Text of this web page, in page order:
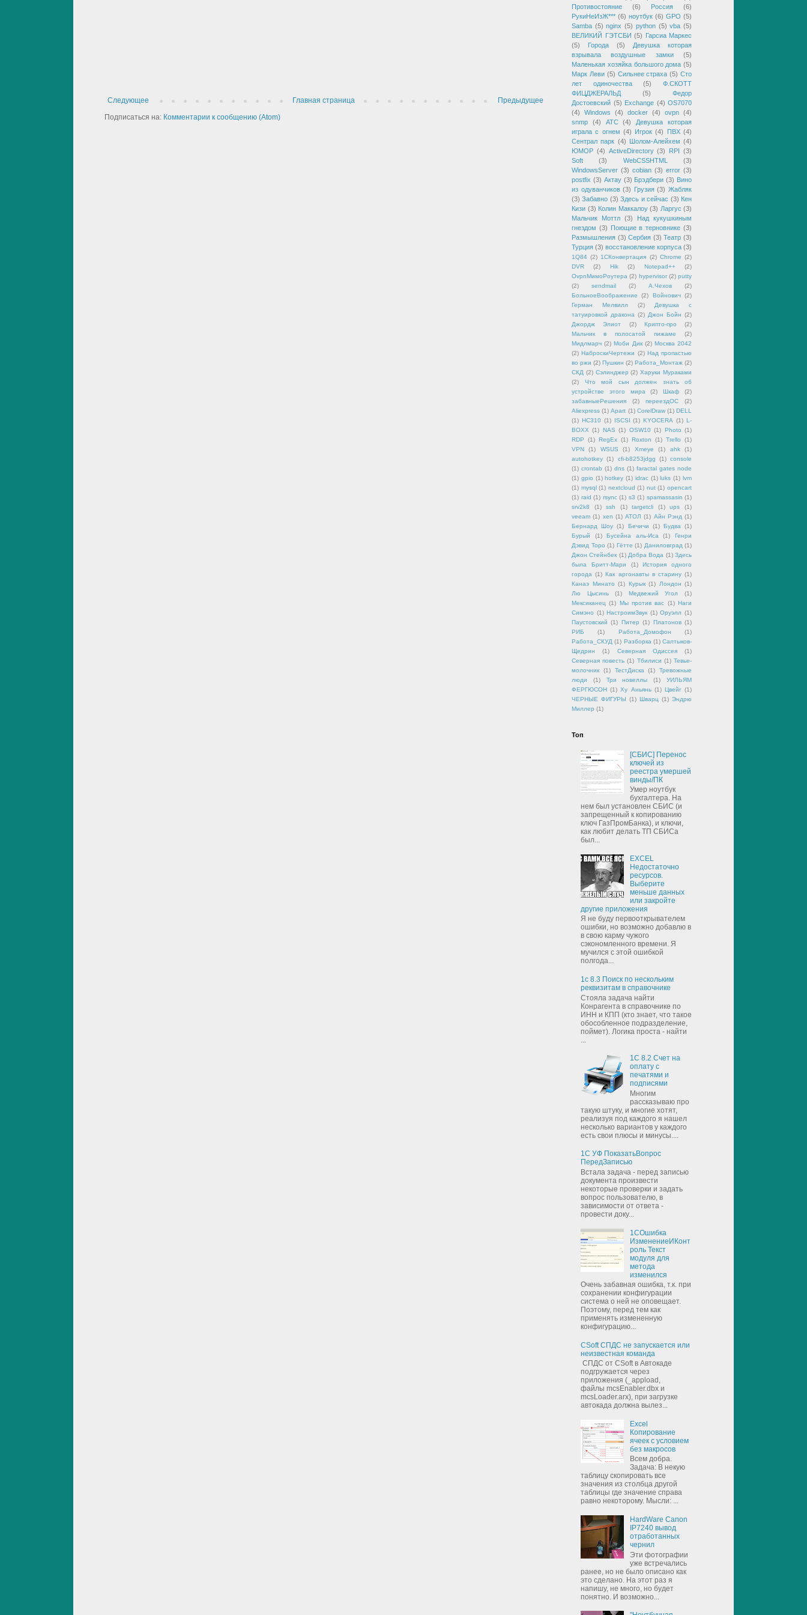
Следующее Предыдущее
Главная страница
Подписаться на: Комментарии к сообщению (Atom)
Противостояние
(6) Россия
(6)
РукиНеИзЖ*** (6) ноутбук (6) GPO (5)
Samba (5) nginx (5) python (5) vba (5)
ВЕЛИКИЙ ГЭТСБИ (5)
Гарсиа Маркес
(5)
Города (5)
Девушка которая
взрывала воздушные замки
(5)
Маленькая хозяйка большого дома (5)
Марк Леви (5) Сильнее страха (5) Сто
лет одиночества
(5)
Ф.СКОТТ
ФИЦДЖЕРАЛЬД
(5)
Федор
Достоевский (5) Exchange (4) OS7070
(4)
Windows (4) docker (4) ovpn (4)
snmp
(4) АТС (4)
Девушка которая
играла с огнем (4) Игрок (4) ПВХ (4)
Сентрал парк (4) Шолом-Алейхем (4)
ЮМОР (4) ActiveDirectory (3) RPI
(3)
Soft
(3) WebCSSHTML
(3)
WindowsServer (3) cobian (3) error (3)
postfix (3) Актау (3) Брэдбери (3) Вино
из одуванчиков (3) Грузия (3) Жабляк
(3) Забавно (3) Здесь и сейчас (3) Кен
Кизи (3) Колин Маккалоу (3) Ларгус (3)
Мальчик Моттл (3)
Над кукушкиным
гнездом (3) Поющие в терновнике (3)
Размышления (3) Сербия (3) Театр (3)
Турция (3) восстановление корпуса (3)
1Q84 (2) 1СКонвертация (2) Chrome (2)
DVR
(2) Hik (2) Notepad++
(2)
OvpnМимоРоутера (2) hypervisor (2) putty
(2)
sendmail (2) А.Чехов
(2)
БольноеВоображение
(2) Войнович (2)
Герман Мелвилл
(2)
Девушка с
татуировкой дракона (2) Джон Бойн (2)
Джордж Элиот
(2) Крипто-про
(2)
Мальчик в полосатой пижаме
(2)
Мидлмарч (2) Моби Дик (2) Москва 2042
(2) НаброскиЧертежи (2) Над пропастью
во ржи (2) Пушкин (2) Работа_Монтаж (2)
СКД (2) Сэлинджер (2) Харуки Мураками
(2)
Что мой сын должен знать об
устройстве этого мира
(2) Шкаф
(2)
забавныеРешения
(2) переездОС
(2)
Aliexpress (1) Apart (1) CorelDraw (1) DELL
(1) HC310 (1) ISCSI (1) KYOCERA (1) L-
BOXX (1) NAS (1) OSW10 (1) Photo (1)
RDP
(1) RegEx (1) Roxton (1) Trello
(1)
VPN
(1) WSUS (1) Xmeye (1) ahk
(1)
autohotkey (1) cfi-b8253jdgg (1) console
(1) crontab (1) dns (1) faractal gates node
(1) gpio (1) hotkey (1) idrac (1) luks (1) lvm
(1) mysql (1) nextcloud (1) nut (1) opencart
(1) raid (1) rsync (1) s3 (1) spamassasin (1)
srv2k8
(1) ssh (1) targetcli (1) ups
(1)
veeam (1) xen (1) АТОЛ (1) Айн Рэнд (1)
Бернард Шоу (1) Бечичи (1) Будва (1)
Бурый
(1) Бусейна аль-Иса (1)
Генри
Дэвид Торо (1) Гётте (1) Даниловград (1)
Джон Стейнбек (1) Добра Вода (1) Здесь
была Бритт-Мари
(1)
История одного
города (1) Как аргонавты в старину (1)
Канаэ Минато (1) Курык (1) Лондон (1)
Лю Цысинь
(1) Медвежий Угол
(1)
Мексиканец (1) Мы против вас (1) Наги
Симэно (1) НастроимЗвук (1) Оруэлл (1)
Паустовский (1) Питер (1) Платонов (1)
РИБ
(1) Работа_Домофон
(1)
Работа_СКУД (1) Разборка (1) Салтыков-
Щедрин
(1) Северная Одиссея
(1)
Северная повесть (1) Тбилиси (1) Тевье-
молочник
(1) ТестДиска (1)
Тревожные
люди
(1) Три новеллы (1)
УИЛЬЯМ
ФЕРГЮСОН (1) Ху Аньянь (1) Цвейг (1)
ЧЕРНЫЕ ФИГУРЫ
(1) Шварц (1) Эндрю
Миллер (1)
Топ
[СБИС] Перенос
ключей из
реестра умершей
винды/ПК
Умер ноутбук
бухгалтера. На
нем был установлен СБИС (и
запрещенный к копированию
ключ ГазПромБанка), и ключи,
как любит делать ТП СБИСа
был...
EXCEL
Недостаточно
ресурсов.
Выберите
меньше данных
или закройте
другие приложения
Я не буду первооткрывателем
ошибки, но возможно добавлю в
в свою карму чужого
сэкономленного времени. Я
мучился с этой ошибкой
полгода...
1с 8.3 Поиск по нескольким
реквизитам в справочнике
Стояла задача найти
Конрагента в справочнике по
ИНН и КПП (кто знает, что такое
обособленное подразделение,
поймет). Логика проста - найти
1С 8.2 Счет на
оплату с
печатями и
подписями
Многим
рассказываю про
такую штуку, и многие хотят,
реализуя под каждого я нашел
несколько вариантов у каждого
есть свои плюсы и минусы....
1С УФ ПоказатьВопрос
ПередЗаписью
Встала задача - перед записью
документа произвести
некоторые проверки и задать
вопрос пользователю, в
зависимости от ответа -
провести доку...
1СОшибка
ИзменениеИКонт
роль Текст
модуля для
метода
изменился
Очень забавная ошибка, т.к. при
сохранении конфигурации
система о ней не оповещает.
Поэтому, перед тем как
применять измененную
конфигурацию...
CSoft СПДС не запускается или
неизвестная команда
СПДС от CSoft в Автокаде
подгружается через
приложения (_appload,
файлы mcsEnabler.dbx и
mcsLoader.arx), при загрузке
автокада должна вылез...
Excel
Копирование
ячеек с условием
без макросов
Всем добра.
Задача: В некую
таблицу скопировать все
значения из столбца другой
таблицы где значение справа
равно некоторому. Мысли: ...
HardWare Canon
IP7240 вывод
отработанных
чернил
Эти фотографии
уже встречались
ранее, но не было описано как
это сделано. На этот раз я
напишу, не много, но будет
понятно. И возможно...